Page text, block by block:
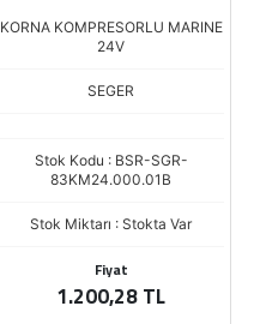
KORNA KOMPRESORLU MARINE
24V
SEGER
Stok Kodu : BSR-SGR-
83KM24.000.01B
Stok Miktarı : Stokta Var
Fiyat
1.200,28 TL